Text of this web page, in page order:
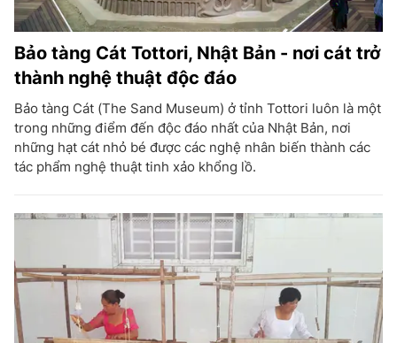
Bảo tàng Cát Tottori, Nhật Bản - nơi cát trở
thành nghệ thuật độc đáo
Bảo tàng Cát (The Sand Museum) ở tỉnh Tottori luôn là một
trong những điểm đến độc đáo nhất của Nhật Bản, nơi
những hạt cát nhỏ bé được các nghệ nhân biến thành các
tác phẩm nghệ thuật tinh xảo khổng lồ.